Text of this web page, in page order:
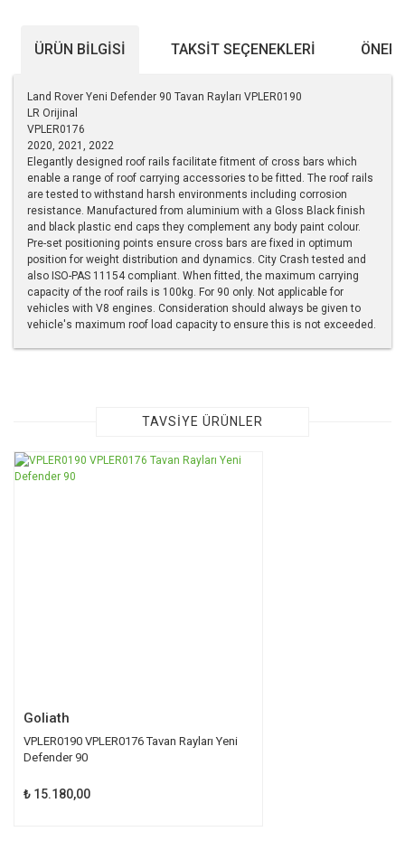
ÜRÜN BILGISI TAKSIT SEÇENEKLERI
Land Rover Yeni Defender 90 Tavan Rayları VPLER0190
LR Orijinal
VPLER0176
2020, 2021, 2022
Elegantly designed roof rails facilitate fitment of cross bars which
enable a range of roof carrying accessories to be fitted. The roof rails
are tested to withstand harsh environments including corrosion
resistance. Manufactured from aluminium with a Gloss Black finish
and black plastic end caps they complement any body paint colour.
Pre-set positioning points ensure cross bars are fixed in optimum
position for weight distribution and dynamics. City Crash tested and
also ISO-PAS 11154 compliant. When fitted, the maximum carrying
capacity of the roof rails is 100kg. For 90 only. Not applicable for
vehicles with V8 engines. Consideration should always be given to
vehicle's maximum roof load capacity to ensure this is not exceeded.
Görüş ve önerileriniz için teşekkür ederiz.
Ürün resmi kalitesiz, bozuk veya görüntülenemiyor.
TAVSİYE ÜRÜNLER
TÜKENDİ
Goliath
VPLER0190 VPLER0176 Tavan Rayları Yeni
Defender 90
₺ 15.180,00